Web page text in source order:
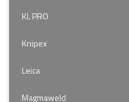
KL PRO
Knipex
Leica
Magmaweld